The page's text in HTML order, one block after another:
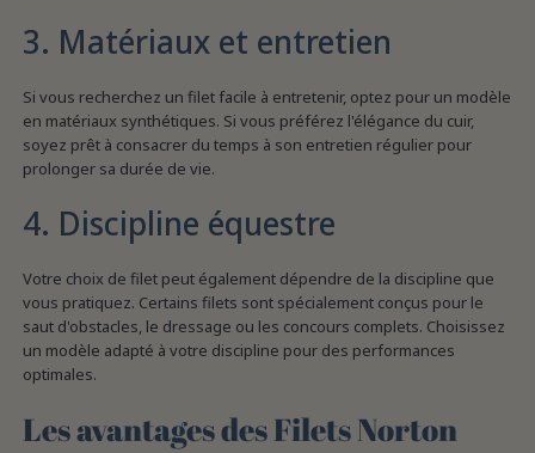
3. Matériaux et entretien
Si vous recherchez un filet facile à entretenir, optez pour un modèle
en matériaux synthétiques. Si vous préférez l'élégance du cuir,
soyez prêt à consacrer du temps à son entretien régulier pour
prolonger sa durée de vie.
4. Discipline équestre
Votre choix de filet peut également dépendre de la discipline que
vous pratiquez. Certains filets sont spécialement conçus pour le
saut d'obstacles, le dressage ou les concours complets. Choisissez
un modèle adapté à votre discipline pour des performances
optimales.
Les avantages des Filets Norton